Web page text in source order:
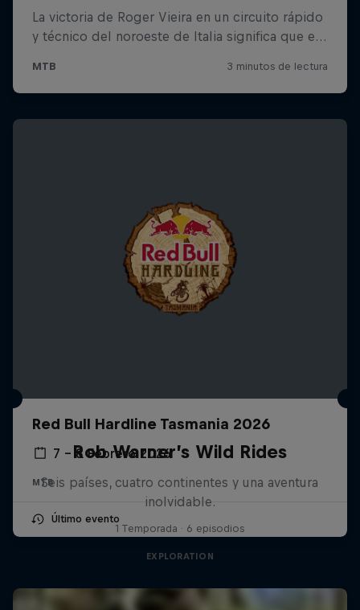
Red Bull Hardline Tasmania 2026
7 – 8 Febrero 2026
MTB
Último evento
Rob Warner’s Wild Rides
Seis países, cuatro continentes y una aventura
inolvidable.
1 Temporada · 6 episodios
EXPLORATION